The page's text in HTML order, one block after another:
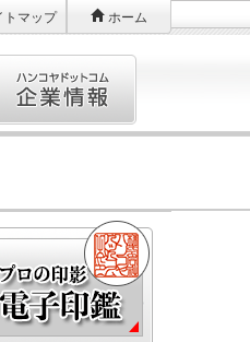
トマップ
ホーム